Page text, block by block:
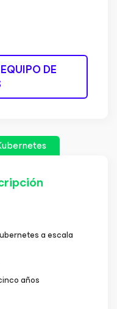
DE
a escala
años